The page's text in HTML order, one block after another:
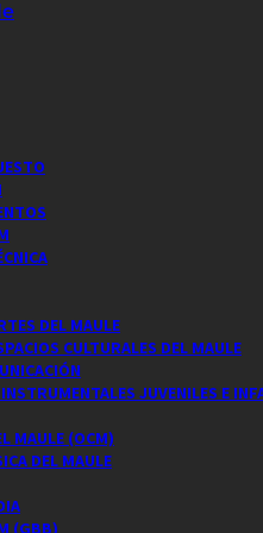
DEL MAULE
CULTURALES DEL MAULE
JUVENILES E
MAULE (OCM)
DEL MAULE
(GBB)